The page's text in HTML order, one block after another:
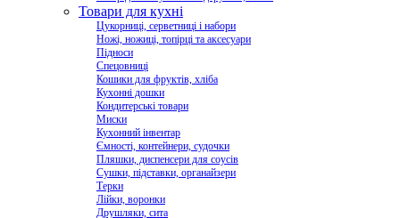
Товари для кухні
Цукорниці, серветниці і набори
Ножі, ножиці, топірці та аксесуари
Підноси
Спецовниці
Кошики для фруктів, хліба
Кухонні дошки
Кондитерські товари
Миски
Кухонний інвентар
Ємності, контейнери, судочки
Пляшки, диспенсери для соусів
Сушки, підставки, органайзери
Терки
Лійки, воронки
Друшляки, сита